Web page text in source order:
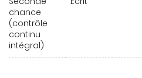
chance
(contrôle
continu
intégral)